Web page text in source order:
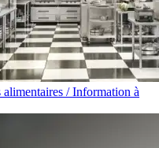
alimentaires / Information à